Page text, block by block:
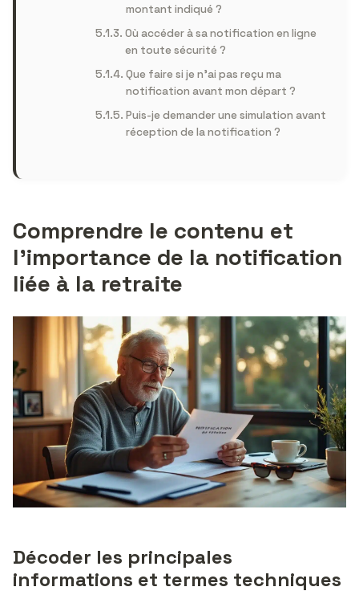
montant indiqué ?
Où accéder à sa notification en ligne
en toute sécurité ?
Que faire si je n’ai pas reçu ma
notification avant mon départ ?
Puis-je demander une simulation avant
réception de la notification ?
Comprendre le contenu et
l’importance de la notification
liée à la retraite
Décoder les principales
informations et termes techniques